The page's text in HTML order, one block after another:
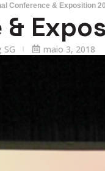
Conference & Exposition
SG maio 3, 2018